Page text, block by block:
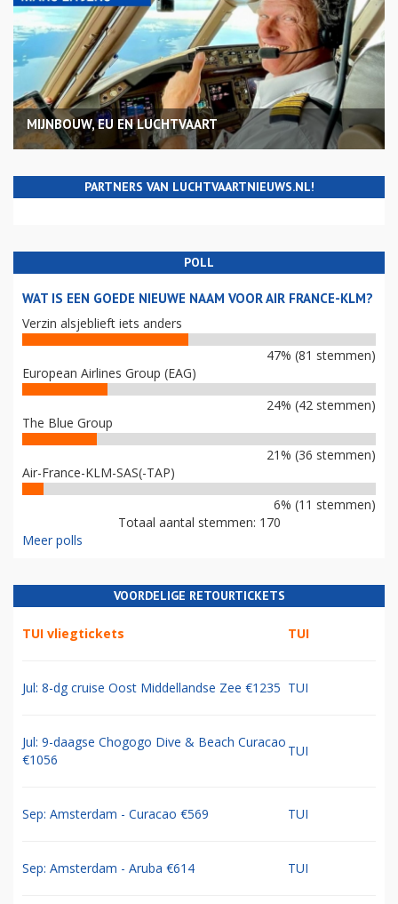
MIJNBOUW, EU EN LUCHTVAART
PARTNERS VAN LUCHTVAARTNIEUWS.NL!
POLL
WAT IS EEN GOEDE NIEUWE NAAM VOOR AIR FRANCE-KLM?
Verzin alsjeblieft iets anders
47% (81 stemmen)
European Airlines Group (EAG)
24% (42 stemmen)
The Blue Group
21% (36 stemmen)
Air-France-KLM-SAS(-TAP)
6% (11 stemmen)
Totaal aantal stemmen: 170
Meer polls
VOORDELIGE RETOURTICKETS
TUI vliegtickets TUI
Jul: 8-dg cruise Oost Middellandse Zee €1235 TUI
Jul: 9-daagse Chogogo Dive & Beach Curacao
€1056
TUI
Sep: Amsterdam - Curacao €569 TUI
Sep: Amsterdam - Aruba €614 TUI